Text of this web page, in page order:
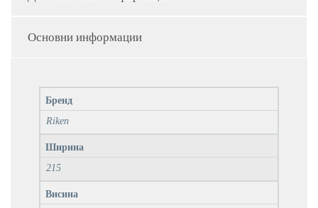
Основни информации
Бренд
Riken
Ширина
215
Висина